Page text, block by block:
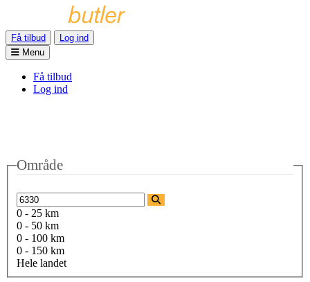
Få tilbud
Log ind
Menu
Få tilbud
Log ind
Område
0 - 25 km
0 - 50 km
0 - 100 km
0 - 150 km
Hele landet